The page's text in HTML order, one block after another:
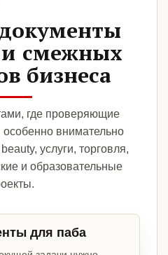
смежных
бизнеса
где проверяющие
внимательно
услуги, торговля,
и образовательные
для паба